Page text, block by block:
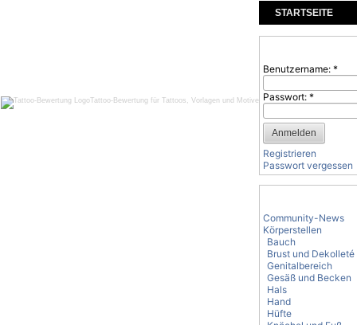
Tattoo-Bewertung für Tattoos, Vorlagen und Motive
STARTSEITE
KOMMENTARE
Benutzername: *
Passwort: *
Registrieren
Passwort vergessen
Community-News
Körperstellen
Bauch
Brust und Dekolleté
Genitalbereich
Gesäß und Becken
Hals
Hand
Hüfte